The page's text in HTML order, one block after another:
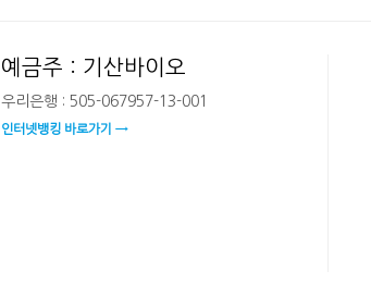
예금주 : 기산바이오
우리은행 : 505-067957-13-001
인터넷뱅킹 바로가기 →